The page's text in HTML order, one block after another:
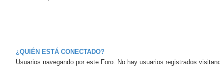
¿QUIÉN ESTÁ CONECTADO?
Usuarios navegando por este Foro: No hay usuarios registrados